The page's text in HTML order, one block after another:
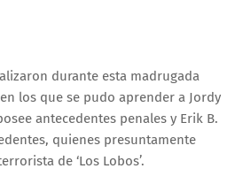
durante esta madrugada
los que se pudo aprender a Jordy
antecedentes penales y Erik B.
quienes presuntamente
de ‘Los Lobos’.